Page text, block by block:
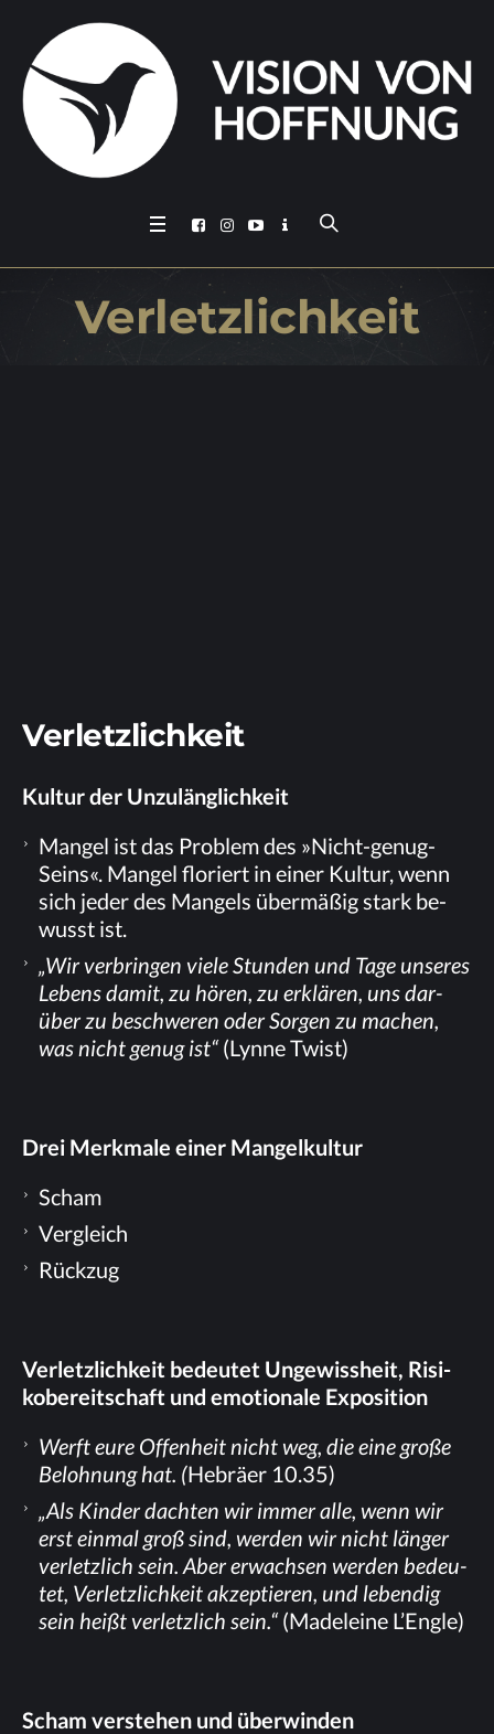
Ver­letz­lich­keit
Ver­letz­lich­keit
Kul­tur der Unzulänglichkeit
Man­gel ist das Pro­blem des »Nicht-ge­nug-
Seins«. Man­gel flo­riert in ei­ner Kul­tur, wenn
sich je­der des Man­gels über­mä­ßig stark be­
wusst ist.
„Wir ver­brin­gen vie­le Stun­den und Tage un­se­res
Le­bens da­mit, zu hö­ren, zu er­klä­ren, uns dar­
über zu be­schwe­ren oder Sor­gen zu ma­chen,
was nicht ge­nug ist“(Lyn­ne Twist)
Drei Merk­ma­le ei­ner Mangelkultur
Scham
Ver­gleich
Rück­zug
Ver­letz­lich­keit be­deu­tet Un­ge­wiss­heit, Ri­si­
ko­be­reit­schaft und emo­tio­na­le Exposition
Werft eure Of­fen­heit nicht weg, die eine gro­ße
Be­loh­nung hat. (He­brä­er 10.35)
„Als Kin­der dach­ten wir im­mer alle, wenn wir
erst ein­mal groß sind, wer­den wir nicht län­ger
ver­letz­lich sein. Aber er­wach­sen wer­den be­deu­
tet, Ver­letz­lich­keit ak­zep­tie­ren, und le­ben­dig
sein heißt ver­letz­lich sein.“(Made­lei­ne L’Engle)
Scham ver­ste­hen und überwinden